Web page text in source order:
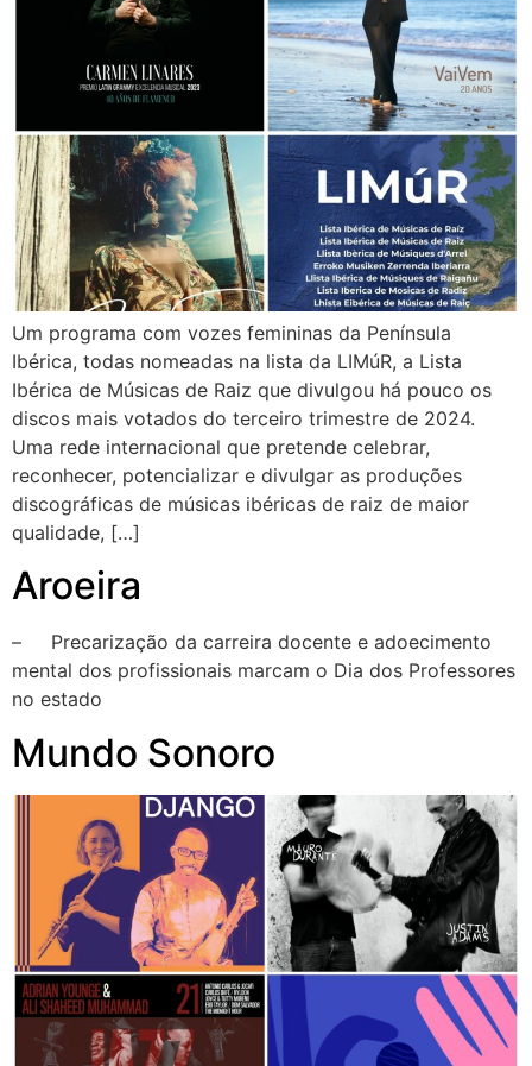
Um programa com vozes femininas da Península
Ibérica, todas nomeadas na lista da LIMúR, a Lista
Ibérica de Músicas de Raiz que divulgou há pouco os
discos mais votados do terceiro trimestre de 2024.
Uma rede internacional que pretende celebrar,
reconhecer, potencializar e divulgar as produções
discográficas de músicas ibéricas de raiz de maior
qualidade, […]
Aroeira
– Precarização da carreira docente e adoecimento
mental dos profissionais marcam o Dia dos Professores
no estado
Mundo Sonoro